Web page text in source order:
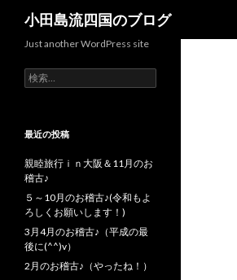
小田島流四国のブログ
Just another WordPress site
検索:
最近の投稿
親睦旅行ｉｎ大阪＆11月のお
稽古♪
５～10月のお稽古♪(令和もよ
ろしくお願いします！)
3月4月のお稽古♪（平成の最
後に(^^)v）
2月のお稽古♪（やったね！）